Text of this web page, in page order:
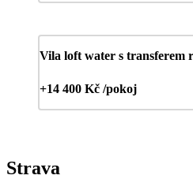
Vila loft water s transferem
+14 400 Kč /pokoj
Strava